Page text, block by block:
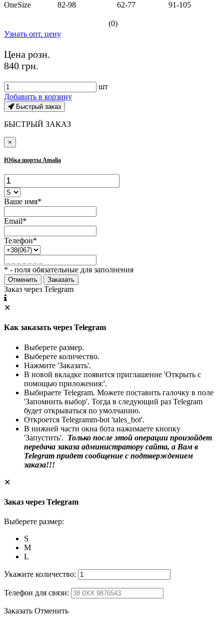
OneSize
82-98 62-77 91-105
(0)
Узнать опт. цену
Цена розн.
840 грн.
шт
Добавить в корзину
Быстрый заказ
БЫСТРЫЙ ЗАКАЗ
×
Юбка шорты Amalia
Ваше имя*
Email*
Телефон*
* - поля обязательные для заполнения
Отменить Заказать
Заказ через Telegram
✕
Как заказать через Telegram
Выберете размер.
Выберете количество.
Нажмите 'Заказать'.
В новой вкладке появится приглашение 'Открыть с
помощью приложения:'.
Выбираете Telegram. Можете поставить галочку в поле
'Запомнить выбор'. Тогда в следующий раз Telegram
будет открываться по умолчанию.
Откроется Telegramm-bot 'tales_bot'.
В нижней части окна бота нажимаете кнопку
'Запустить'. Только после этой операции произойдет
передача заказа администратору сайта, а Вам в
Telegram придет сообщение с подтверждением
заказа!!!
✕
Заказ через Telegram
Выберете размер:
S
M
L
Укажите количество:
Телефон для связи:
Заказать Отменить